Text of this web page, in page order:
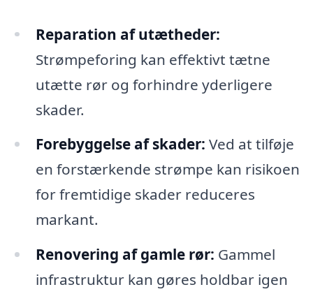
Reparation af utætheder:
Strømpeforing kan effektivt tætne
utætte rør og forhindre yderligere
skader.
Forebyggelse af skader: Ved at tilføje
en forstærkende strømpe kan risikoen
for fremtidige skader reduceres
markant.
Renovering af gamle rør: Gammel
infrastruktur kan gøres holdbar igen